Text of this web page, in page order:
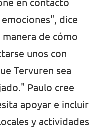
en contacto
dice
manera de cómo
unos con
Tervuren sea
Paulo cree
apoyar e incluir
y actividades